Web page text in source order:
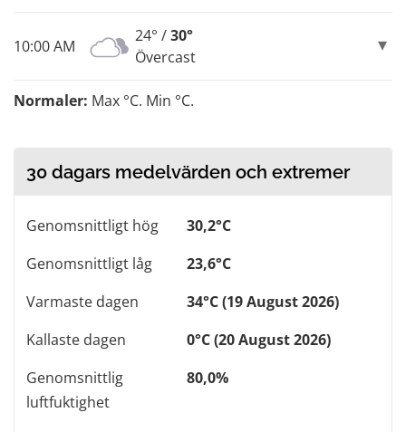
10:00 AM
24° /30°
Övercast
Normaler: Max °C. Min °C.
30 dagars medelvärden och extremer
Genomsnittligt hög
30,2°C
Genomsnittligt låg
23,6°C
Varmaste dagen
34°C (19 August 2026)
Kallaste dagen
0°C (20 August 2026)
Genomsnittlig
luftfuktighet
80,0%